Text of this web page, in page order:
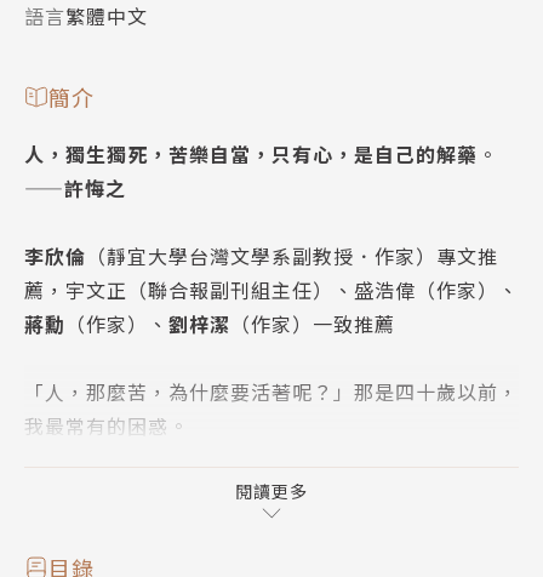
語言繁體中文
簡介
人，獨生獨死，苦樂自當，只有心，是自己的解藥 。
——許悔之
李欣倫 （靜宜大學台灣文學系副教授．作家）專文推
薦，宇文正（聯合報副刊組主任）、盛浩偉（作家）、
蔣勳 （作家）、 劉梓潔 （作家）一致推薦
「人，那麼苦，為什麼要活著呢？」那是四十歲以前，
我最常有的困惑。
這本書所述寫之內容大概不外於文學、藝術、創作、人
遠的我，對佛法的努力學習。⋯⋯⋯感到痛苦憂煩悲愁
閱讀更多
目錄